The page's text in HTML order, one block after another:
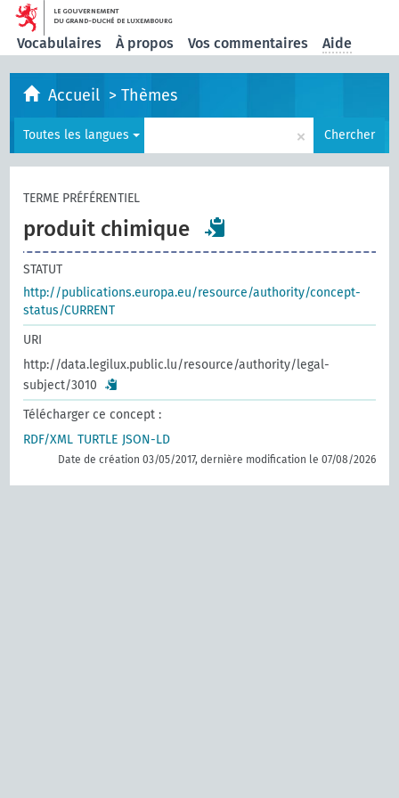
Vocabulaires À propos Vos commentaires Aide
Accueil >Thèmes
Toutes les langues × Chercher
TERME PRÉFÉRENTIEL
produit chimique
STATUT
http://publications.europa.eu/resource/authority/concept-
status/CURRENT
URI
http://data.legilux.public.lu/resource/authority/legal-
subject/3010
Télécharger ce concept :
RDF/XML TURTLE JSON-LD
Date de création 03/05/2017, dernière modification le 07/08/2026